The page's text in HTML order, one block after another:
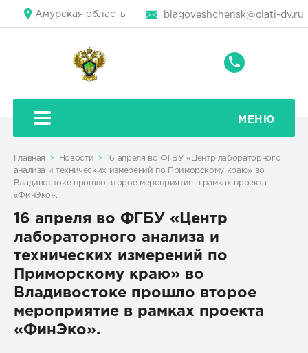
Амурская область blagoveshchensk@clati-dv.ru
+7
59-
87
МЕНЮ
Главная Новости
16 апреля во ФГБУ «Центр лабораторного
анализа и технических измерений по Приморскому краю» во
Владивостоке прошло второе мероприятие в рамках проекта
«ФинЭко».
16 апреля во ФГБУ «Центр
лабораторного анализа и
технических измерений по
Приморскому краю» во
Владивостоке прошло второе
мероприятие в рамках проекта
«ФинЭко».